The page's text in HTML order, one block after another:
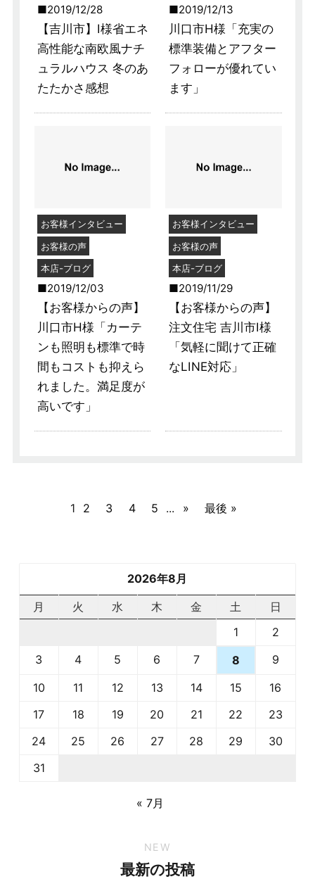
2019/12/28
【吉川市】I様省エネ
高性能な南欧風ナチ
ュラルハウス 冬のあ
たたかさ感想
2019/12/13
川口市H様「充実の
標準装備とアフター
フォローが優れてい
ます」
お客様インタビュー
お客様の声
本店-ブログ
2019/12/03
【お客様からの声】
川口市H様「カーテ
ンも照明も標準で時
間もコストも抑えら
れました。満足度が
高いです」
お客様インタビュー
お客様の声
本店-ブログ
2019/11/29
【お客様からの声】
注文住宅 吉川市I様
「気軽に聞けて正確
なLINE対応」
1 2 3 4 5 ... » 最後 »
2026年8月
月
火 水 木 金 土
日
1
2
3
4 5 6 7 8
9
10
11 12 13 14 15
16
17
18 19 20 21 22
23
24
25 26 27 28 29
30
31
« 7月
NEW
最新の投稿